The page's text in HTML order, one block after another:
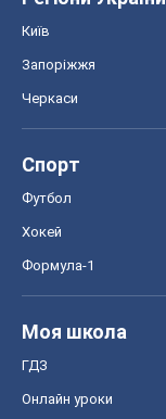
Київ
Запоріжжя
Черкаси
Спорт
Футбол
Хокей
Формула-1
Моя школа
ГДЗ
Онлайн уроки